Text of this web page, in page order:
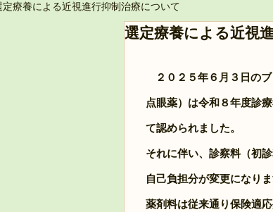
定療養による近視進行抑制治療について
選定療養による近視
２０２５年６月３日の
点眼薬）は令和８年度診
て認められました。
それに伴い、診察料（初
自己負担分が変更になりま
薬剤料は従来通り保険適応